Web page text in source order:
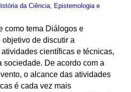
da Ciência, Epistemologia e
como tema Diálogos e
objetivo de discutir a
científicas e técnicas,
sociedade. De acordo com a
o alcance das atividades
é cada vez mais